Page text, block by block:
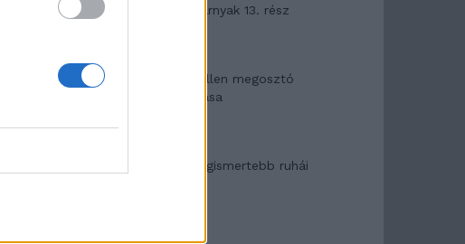
örökölt árnyak 13. rész
Woody Allen megosztó
zsenialitása
A világ legismertebb ruhái